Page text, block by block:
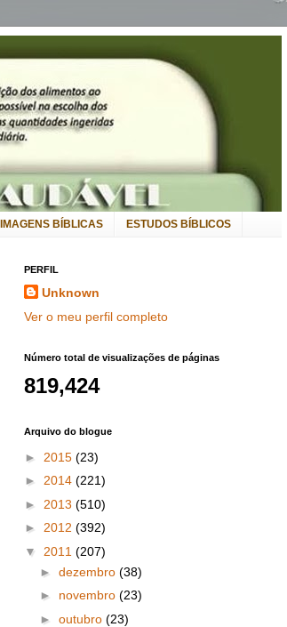
IMAGENS BÍBLICAS ESTUDOS BÍBLICOS
PERFIL
Unknown
Ver o meu perfil completo
Número total de visualizações de páginas
819,424
Arquivo do blogue
► 2015 (23)
► 2014 (221)
► 2013 (510)
► 2012 (392)
▼ 2011 (207)
► dezembro (38)
► novembro (23)
► outubro (23)